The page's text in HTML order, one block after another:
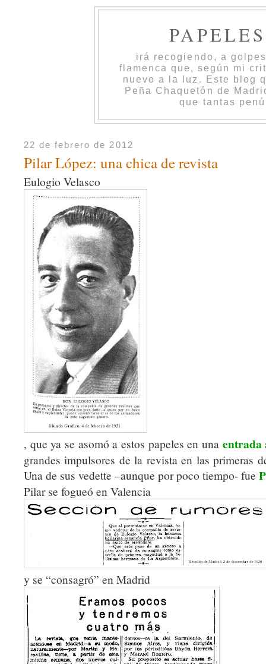
irá recogiendo, a
flamenca que, según mi
nuevo a la luz. Este blog
Peña Chaquetón de
que tantas
22 de febrero de 2012
Pilar López: una chica de revista
Eulogio Velasco
, que ya se asomó a estos papeles en una
grandes impulsores de la revista en las primeras
Una de sus vedette –aunque por poco tiempo- fue
Pilar se fogueó en Valencia
y se “consagró” en Madrid